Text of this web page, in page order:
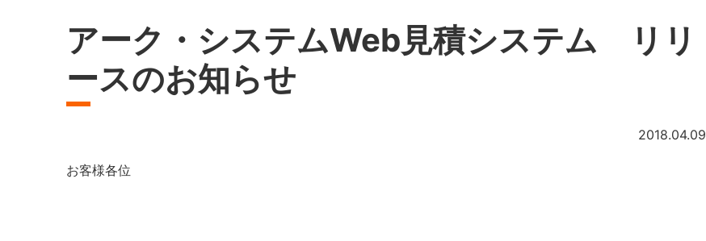
アーク・システムWeb見積システム リリ
ースのお知らせ
2018.04.09
お客様各位